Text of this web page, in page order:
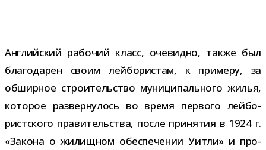
Английский рабо­чий класс, оче­видно, также был
бла­го­да­рен своим лей­бо­ри­стам, к при­меру, за
обшир­ное стро­и­тель­ство муни­ци­паль­ного жилья,
кото­рое раз­вер­ну­лось во время пер­вого лей­бо­
рист­ского пра­ви­тель­ства, после при­ня­тия в 1924 г.
«Закона о жилищ­ном обес­пе­че­нии Уитли» и про­